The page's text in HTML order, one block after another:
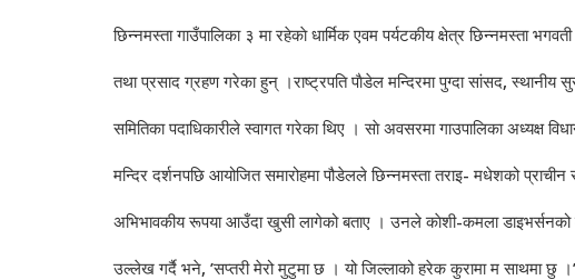
छिन्नमस्ता गाउँपालिका ३ मा रहेकाे धार्मिक एवम पर्यटकीय क्षेत्र छिन्नमस्ता
तथा प्रसाद ग्रहण गरेका हुन् ।राष्ट्रपति पाैडेल मन्दिरमा पुग्दा सांसद, स्थानीय
समितिका पदाधिकारीले स्वागत गरेका थिए । साे अवसरमा गाउपालिका अध्यक्ष
मन्दिर दर्शनपछि आयोजित समारोहमा पौडेलले छिन्नमस्ता तराइ- मधेशको प्राचीन
अभिभावकीय रूपया आउँदा खुसी लागेको बताए । उनले काेशी-कमला डाइभर्सनको
उल्लेख गर्दै भने, ’सप्तरी मेरो मुटुमा छ । यो जिल्लाको हरेक कुरामा म साथमा छु ।’